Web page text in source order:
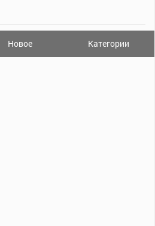
Новое Категории